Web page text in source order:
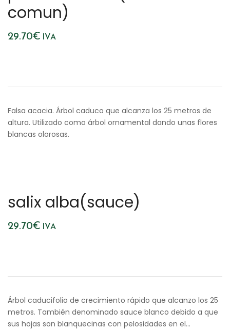
comun)
29.70€ IVA
Falsa acacia. Árbol caduco que alcanza los 25 metros de
altura. Utilizado como árbol ornamental dando unas flores
blancas olorosas.
salix alba(sauce)
29.70€ IVA
Árbol caducifolio de crecimiento rápido que alcanzo los 25
metros. También denominado sauce blanco debido a que
sus hojas son blanquecinas con pelosidades en el…